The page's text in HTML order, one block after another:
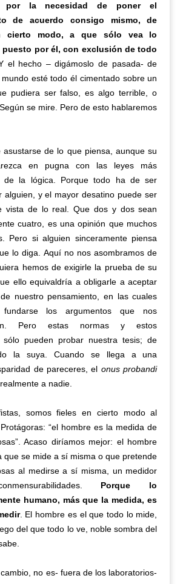
por la necesidad de poner el
de acuerdo consigo mismo, de
cierto modo, a que sólo vea lo
por él, con exclusión de todo
el hecho – digámoslo de pasada- de
esté todo él cimentado sobre un
pudiera ser falso, es algo terrible, o
se mire. Pero de esto hablaremos
asustarse de lo que piensa, aunque su
en pugna con las leyes más
de la lógica. Porque todo ha de ser
alguien, y el mayor desatino puede ser
vista de lo real. Que dos y dos sean
cuatro, es una opinión que muchos
Pero si alguien sinceramente piensa
lo diga. Aquí no nos asombramos de
hemos de exigirle la prueba de su
ello equivaldría a obligarle a aceptar
nuestro pensamiento, en las cuales
los argumentos que nos
Pero estas normas y estos
sólo pueden probar nuestra tesis; de
la suya. Cuando se llega a una
de pareceres, el onus probandi
a nadie.
somos fieles en cierto modo al
“el hombre es la medida de
Acaso diríamos mejor: el hombre
que se mide a sí misma o que pretende
al medirse a sí misma, un medidor
Porque lo
humano, más que la medida, es
. El hombre es el que todo lo mide,
del que todo lo ve, noble sombra del
no es- fuera de los laboratorios-